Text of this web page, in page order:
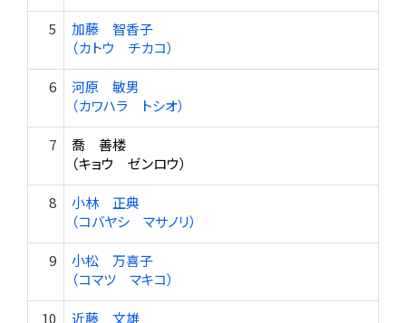
5
加藤 智香子
（カトウ チカコ）
6
河原 敏男
（カワハラ トシオ）
7
喬 善楼
（キョウ ゼンロウ）
8
小林 正典
（コバヤシ マサノリ）
9
小松 万喜子
（コマツ マキコ）
10
近藤 文雄